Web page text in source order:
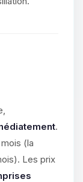
.
(la
Les prix